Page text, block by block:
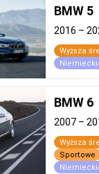
BMW 5
2016 –
Wyższa
BMW 6
2007 –
Wyższa
Sportowe